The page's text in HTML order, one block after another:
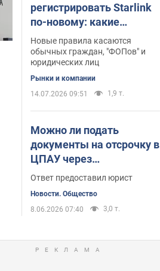
регистрировать Starlink
по-новому: какие
правила изменились
Новые правила касаются
обычных граждан, "ФОПов" и
юридических лиц
Рынки и компании
14.07.2026 09:51
1,9 т.
Можно ли подать
документы на отсрочку в
ЦПАУ через
представителя:
Ответ предоставил юрист
Новости. Общество
8.06.2026 07:40
3,0 т.